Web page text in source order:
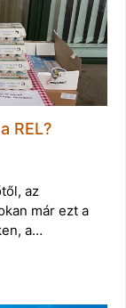
REL?
az
már ezt a
a…